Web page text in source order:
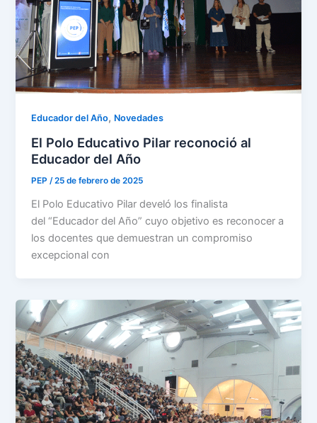
Educador del Año, Novedades
El Polo Educativo Pilar reconoció al
Educador del Año
PEP /25 de febrero de 2025
El Polo Educativo Pilar develó los finalista
del “Educador del Año” cuyo objetivo es reconocer a
los docentes que demuestran un compromiso
excepcional con